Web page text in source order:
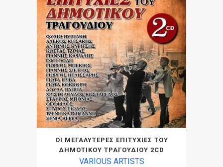
ΟΙ ΜΕΓΑΛΥΤΕΡΕΣ ΕΠΙΤΥΧΙΕΣ ΤΟΥ
ΔΗΜΟΤΙΚΟΥ ΤΡΑΓΟΥΔΙΟΥ 2CD
VARIOUS ARTISTS